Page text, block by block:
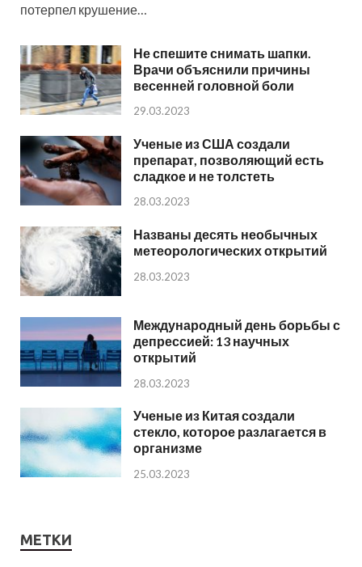
потерпел крушение…
Не спешите снимать шапки.
Врачи объяснили причины
весенней головной боли
29.03.2023
Ученые из США создали
препарат, позволяющий есть
сладкое и не толстеть
28.03.2023
Названы десять необычных
метеорологических открытий
28.03.2023
Международный день борьбы с
депрессией: 13 научных
открытий
28.03.2023
Ученые из Китая создали
стекло, которое разлагается в
организме
25.03.2023
МЕТКИ